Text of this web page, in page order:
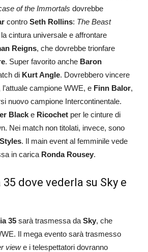
of the Immortals dovrebbe
contro Seth Rollins: The Beast
cintura universale e affrontare
Reigns, che dovrebbe trionfare
. Super favorito anche Baron
di Kurt Angle. Dovrebbero vincere
l’attuale campione WWE, e Finn Balor,
nuovo campione Intercontinentale.
Black e Ricochet per le cinture di
Nei match non titolati, invece, sono
. Il main event al femminile vede
in carica Ronda Rousey.
dove vederla su Sky e
35 sarà trasmessa da Sky, che
Il mega evento sarà trasmesso
viewe i telespettatori dovranno